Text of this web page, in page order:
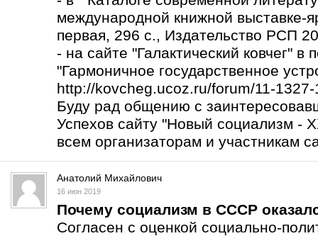
международной книжной выставке-
первая, 296 с., Издательство РСП
- на сайте "Галактический ковчег" в
"Гармоничное государственное
http://kovcheg.ucoz.ru/forum/11-
Буду рад общению с
Успехов сайту "Новый социализм -
всем организаторам и участникам
Анатолий Михайлович
16 июн 2019
Почему социализм в СССР
Согласен с оценкой социально-